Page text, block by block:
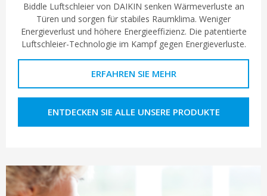
Biddle Luftschleier von DAIKIN senken Wärmeverluste an
Türen und sorgen für stabiles Raumklima. Weniger
Energieverlust und höhere Energieeffizienz. Die patentierte
Luftschleier-Technologie im Kampf gegen Energieverluste.
ERFAHREN SIE MEHR
ENTDECKEN SIE ALLE UNSERE PRODUKTE